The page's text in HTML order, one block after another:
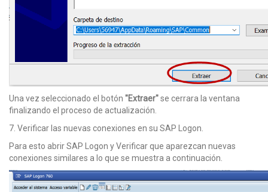
Una vez seleccionado el botón "Extraer"se cerrara la ventana
finalizando el proceso de actualización.
7. Verificar las nuevas conexiones en su SAP Logon.
Para esto abrir SAP Logon y Verificar que aparezcan nuevas
conexiones similares a lo que se muestra a continuación.